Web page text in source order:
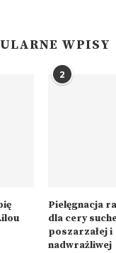
WPISY
2
Pielęgnacja
dla cery
poszarzałej i
nadwrażliwej